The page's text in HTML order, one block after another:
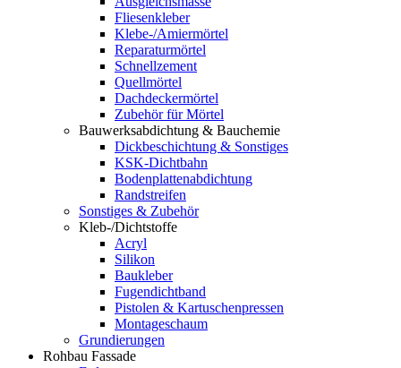
Fliesenkleber
Klebe-/Amiermörtel
Reparaturmörtel
Schnellzement
Quellmörtel
Dachdeckermörtel
Zubehör für Mörtel
Bauwerksabdichtung & Bauchemie
Dickbeschichtung & Sonstiges
KSK-Dichtbahn
Bodenplattenabdichtung
Randstreifen
Sonstiges & Zubehör
Kleb-/Dichtstoffe
Acryl
Silikon
Baukleber
Fugendichtband
Pistolen & Kartuschenpressen
Montageschaum
Grundierungen
Rohbau Fassade